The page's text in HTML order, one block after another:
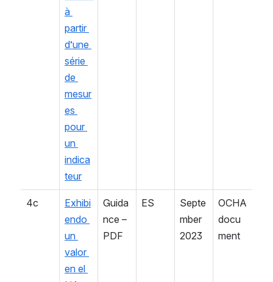
à
partir
d’une
série
de
mesur
es
pour
un
indica
teur
4c
Exhibi
endo
un
valor
en el
Guida
nce –
PDF
ES
Septe
mber
2023
OCHA
docu
ment